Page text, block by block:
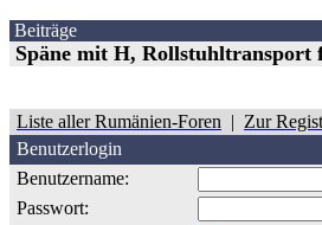
Beiträge
Späne mit H, Rollstuhltransport
Liste aller Rumänien-Foren | Zur
Benutzerlogin
Benutzername:
Passwort: